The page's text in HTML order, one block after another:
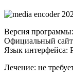
Версия
Официальный
Язык интерфейса:
Лечение: не